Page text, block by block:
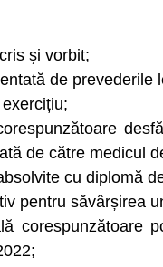
și vorbit;
de prevederile
de către medicul
cu diplomă
pentru săvârșirea
corespunzătoare